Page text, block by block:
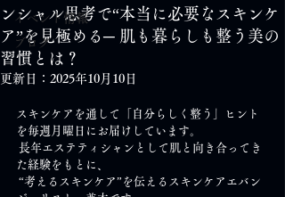
イベント情報
ブログ
ンシャル思考で“本当に必要なスキンケ
ア”を見極める─ 肌も暮らしも整う美の
習慣とは？
更新日： 2025年10月10日
スキンケアを通して「自分らしく整う」ヒント
を毎週月曜日にお届けしています。
長年エステティシャンとして肌と向き合ってき
た経験をもとに、
“考えるスキンケア”を伝えるスキンケアエバン